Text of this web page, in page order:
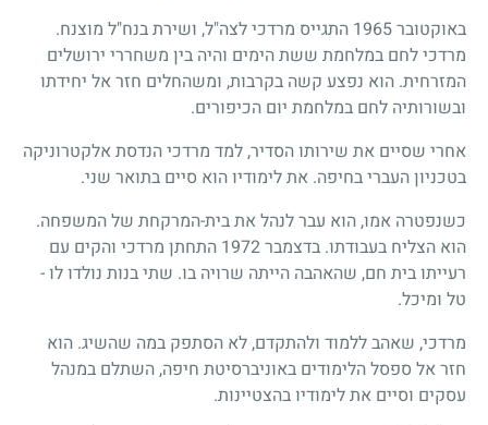
באוקטובר1965 התגייס מרדכי לצה"ל, ושירת בנח"ל מוצנח.
מרדכי לחם במלחמת ששת הימים והיה בין משחררי ירושלים
המזרחית. הוא נפצע קשה בקרבות, ומשהחלים חזר אל יחידתו
ובשורותיה לחם במלחמת יום הכיפורים.
אחרי שסיים את שירותו הסדיר, למד מרדכי הנדסת אלקטרוניקה
בטכניון העברי בחיפה. את לימודיו הוא סיים בתואר שני.
כשנפטרה אמו, הוא עבר לנהל את בית-המרקחת של המשפחה.
הוא הצליח בעבודתו. בדצמבר1972 התחתן מרדכי והקים עם
רעייתו בית חם, שהאהבה הייתה שרויה בו. שתי בנות נולדו לו-
טל ומיכל.
מרדכי, שאהב ללמוד ולהתקדם, לא הסתפק במה שהשיג. הוא
חזר אל ספסל הלימודים באוניברסיטת חיפה, השתלם במנהל
עסקים וסיים את לימודיו בהצטיינות.